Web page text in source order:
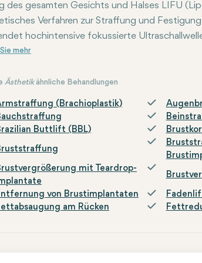
des gesamten Gesichts und Halses LIFU
Verfahren zur Straffung und
hochintensive fokussierte
und die Haut zu verjüngen.
der Behandlung wird ein Handgerät
dauert in der Regel zwischen 60
werden im Laufe von mehreren
Ästhetikähnliche Behandlungen
(Brachioplastik)
Buttlift (BBL)
mit Teardrop-
von Brustimplantaten
am Rücken